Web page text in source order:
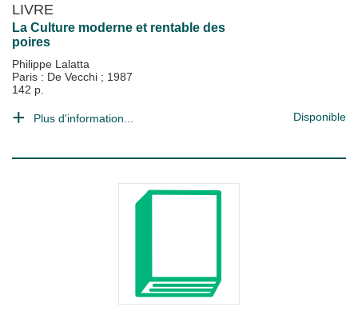
LIVRE
La Culture moderne et rentable des
poires
Philippe Lalatta
Paris : De Vecchi ; 1987
142 p.
Plus d'information... Disponible